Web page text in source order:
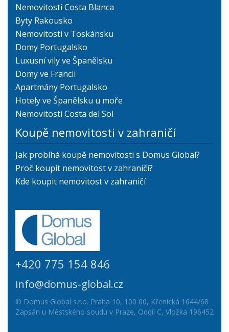
Nemovitosti Costa Blanca
Byty Rakousko
Nemovitosti v Toskánsku
Domy Portugalsko
Luxusní vily ve Španělsku
Domy ve Francii
Apartmány Portugalsko
Hotely ve Španělsku u moře
Nemovitosti Costa del Sol
Koupě nemovitosti v zahraničí
Jak probíhá koupě nemovitosti s Domus Global?
Proč koupit nemovitost v zahraničí?
Kde koupit nemovitost v zahraničí
+420 775 154 846
info@domus-global.cz
© Domus Global s.r.o. Praha 10, 100 00, Křenická 1644/68
Zapsán u Městského soudu v Praze, Oddíl C, Vložka 196452